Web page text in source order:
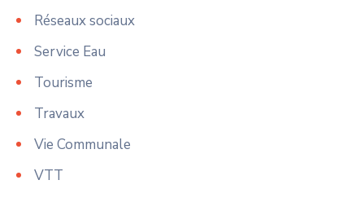
Réseaux sociaux
Service Eau
Tourisme
Travaux
Vie Communale
VTT